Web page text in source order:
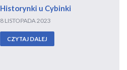
Historynki u Cybinki
8 LISTOPADA 2023
CZYTAJ DALEJ